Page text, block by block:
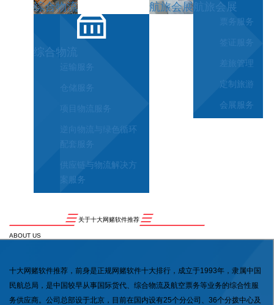
综合物流
综合物流
运输服务
仓储服务
项目物流服务
逆向物流与绿色循环
配套服务
供应链与物流解决方
案服务
航旅会展航旅会展
票务服务
签证服务
差旅管理
定制旅游
会展服务
关于十大网赌软件推荐
ABOUT US
十大网赌软件推荐，前身是正规网赌软件十大排行，成立于1993年，隶属中国
民航总局，是中国较早从事国际货代、综合物流及航空票务等业务的综合性服
务供应商。公司总部设于北京，目前在国内设有25个分公司、36个分拨中心及